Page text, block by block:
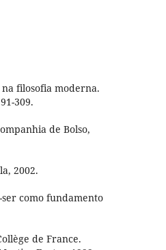
filosofia moderna.
309.
de Bolso,
2002.
ser como fundamento
de France.